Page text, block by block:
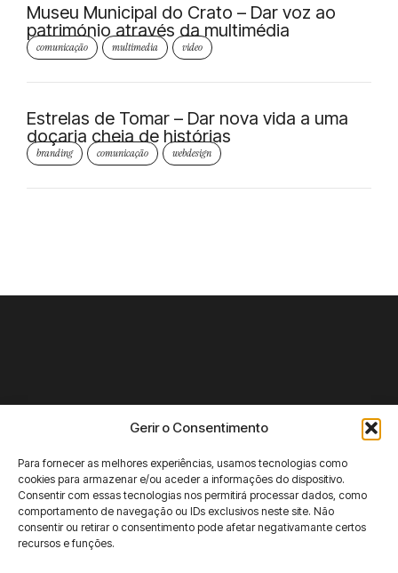
Gerir o Consentimento
Para fornecer as melhores experiências, usamos tecnologias como
cookies para armazenar e/ou aceder a informações do dispositivo.
Consentir com essas tecnologias nos permitirá processar dados, como
comportamento de navegação ou IDs exclusivos neste site. Não
consentir ou retirar o consentimento pode afetar negativamante certos
recursos e funções.
Museu Municipal do Crato – Dar voz ao
património através da multimédia
comunicação multimedia video
Estrelas de Tomar – Dar nova vida a uma
doçaria cheia de histórias
branding comunicação webdesign
Tomar ——
Portugal
Rua João Carlos
Everard, nº 3, 1º
B.
2300-561 Tomar
Alguma
geral@utd.pt
+351 249 817 527
Chamada para rede fixa
nacional
Queres colaborar
connosco?
joao@utd.pt
Sobre nós
Clientes
Serviços
Casos de Estudo
Instagram
LinkedIn
Behance
Youtube